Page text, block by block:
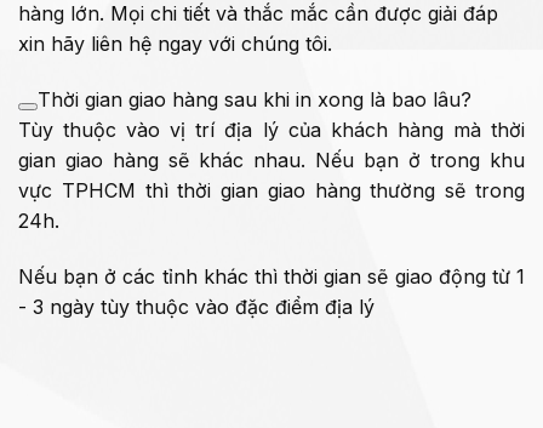
hàng lớn. Mọi chi tiết và thắc mắc cần được giải đáp
xin hãy liên hệ ngay với chúng tôi.
Thời gian giao hàng sau khi in xong là bao lâu?
Tùy thuộc vào vị trí địa lý của khách hàng mà thời
gian giao hàng sẽ khác nhau. Nếu bạn ở trong khu
vực TPHCM thì thời gian giao hàng thường sẽ trong
24h.
Nếu bạn ở các tỉnh khác thì thời gian sẽ giao động từ 1
- 3 ngày tùy thuộc vào đặc điểm địa lý